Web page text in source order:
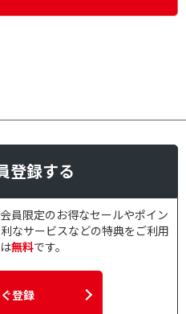
登録する
員限定のお得なセールやポイン
なサービスなどの特典をご利用
無料です。
登録